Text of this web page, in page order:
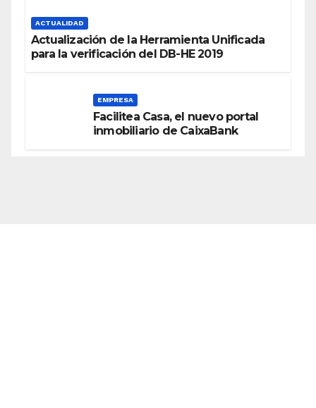
ACTUALIDAD
Actualización de la Herramienta Unificada
para la verificación del DB-HE 2019
EMPRESA
Facilitea Casa, el nuevo portal
inmobiliario de CaixaBank